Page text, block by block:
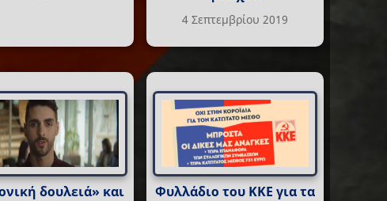
4 Σεπτεμβρίου 2019
δουλειά» και
Φυλλάδιο του ΚΚΕ για τα